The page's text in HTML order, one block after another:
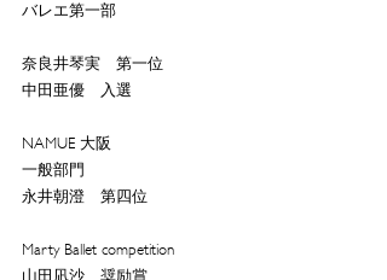
バレエ第一部
奈良井琴実　第一位
中田亜優　入選
NAMUE 大阪
一般部門
永井朝澄　第四位
Marty Ballet competition
山田凪沙　奨励賞